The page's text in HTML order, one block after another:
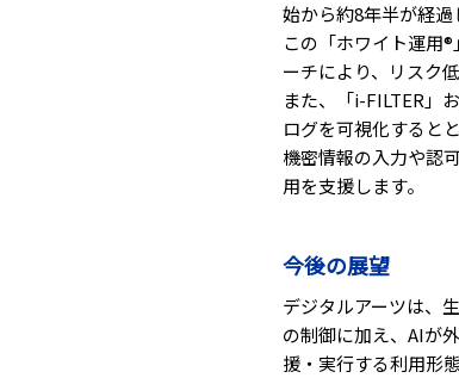
始から約8年半が経
この「ホワイト運用
ーチにより、リスク
また、「i-FILTER」
ログを可視化すると
機密情報の入力や認
用を支援します。
今後の展望
デジタルアーツは、
の制御に加え、AIが
援・実行する利用形